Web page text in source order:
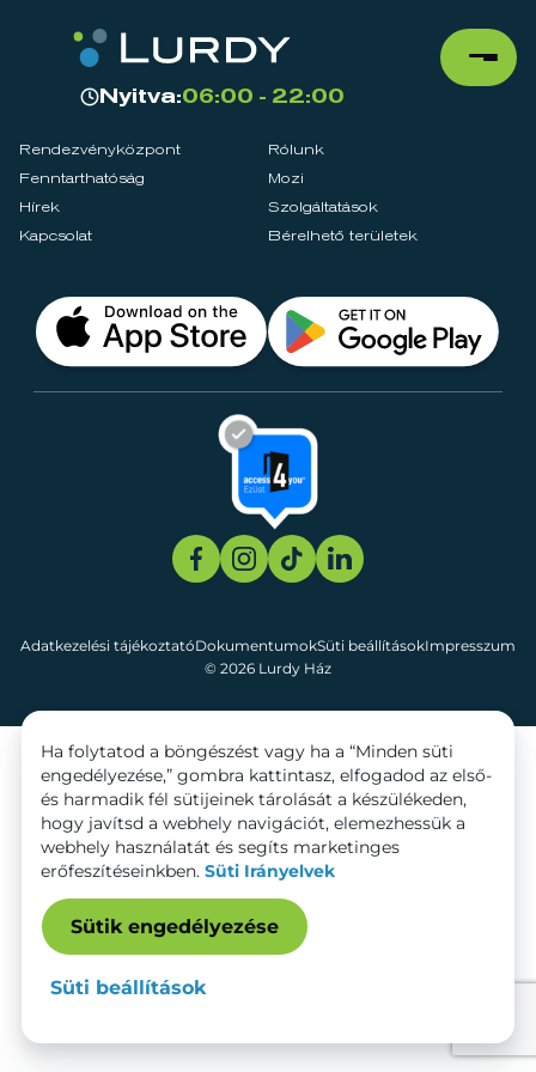
Nyitva:06:00 - 22:00
Rendezvényközpont
Rólunk
Fenntarthatóság
Mozi
Hírek
Szolgáltatások
Kapcsolat
Bérelhető területek
© 2026 Lurdy Ház
Adatkezelési tájékoztatóDokumentumokSüti beállításokImpresszum
Ha folytatod a böngészést vagy ha a “Minden süti
engedélyezése,” gombra kattintasz, elfogadod az első-
és harmadik fél sütijeinek tárolását a készülékeden,
hogy javítsd a webhely navigációt, elemezhessük a
webhely használatát és segíts marketinges
erőfeszítéseinkben. Süti Irányelvek
Sütik engedélyezése
Süti beállítások